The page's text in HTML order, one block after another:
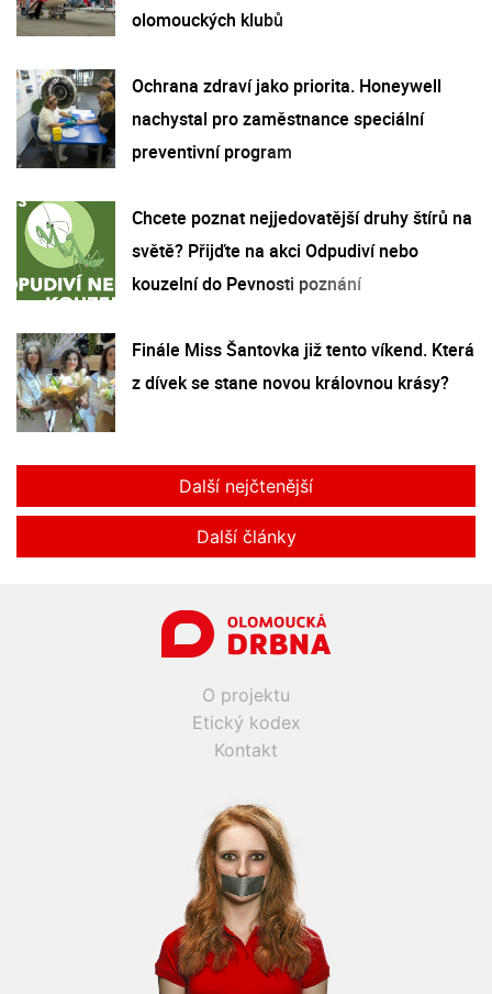
olomouckých klubů
Ochrana zdraví jako priorita. Honeywell
nachystal pro zaměstnance speciální
preventivní program
Chcete poznat nejjedovatější druhy štírů na
světě? Přijďte na akci Odpudiví nebo
kouzelní do Pevnosti poznání
Finále Miss Šantovka již tento víkend. Která
z dívek se stane novou královnou krásy?
Další nejčtenější
Další články
O projektu
Etický kodex
Kontakt